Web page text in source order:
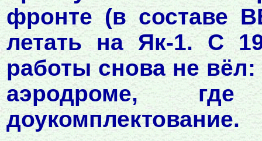
фронте (в составе
летать на Як-1. С
работы снова не
аэродроме, где
доукомплектование.